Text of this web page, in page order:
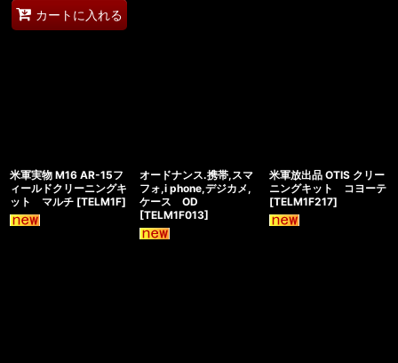
カートに入れる
米軍実物 M16 AR-15フ
ィールドクリーニングキ
ット マルチ [TELM1F]
オードナンス.携帯,スマ
フォ,i phone,デジカメ,
ケース OD
[TELM1F013]
米軍放出品 OTIS クリー
ニングキット コヨーテ
[TELM1F217]